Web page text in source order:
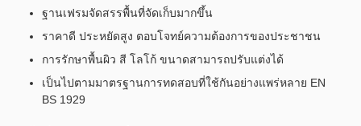
ฐานเฟรมจัดสรรพื้นที่จัดเก็บมากขึ้น
ราคาดี ประหยัดสูง ตอบโจทย์ความต้องการของประชาชน
การรักษาพื้นผิว สี โลโก้ ขนาดสามารถปรับแต่งได้
เป็นไปตามมาตรฐานการทดสอบที่ใช้กันอย่างแพร่หลาย EN
BS 1929